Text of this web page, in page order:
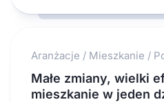
Aranżacje / Mieszkanie /
Małe zmiany, wielki
mieszkanie w jeden